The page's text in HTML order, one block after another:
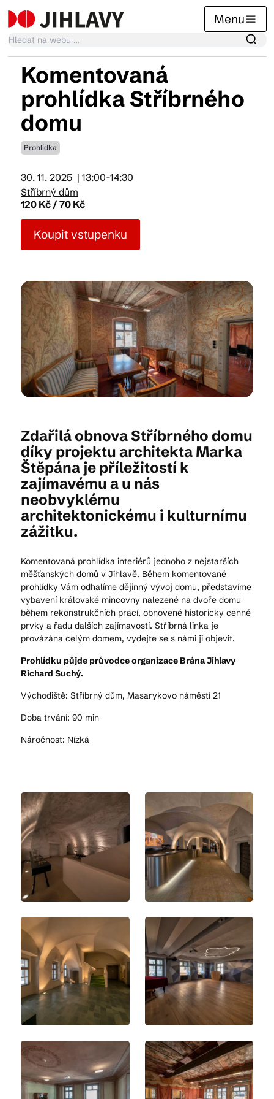
Menu
Kalendář akcí
Tradiční akce
Články
Suvenýry
Kam vyrazit
CS EN DE
© 2026 Brána Jihlavy
Komentovaná
prohlídka Stříbrného
domu
Prohlídka
30. 11. 2025 | 13:00-14:30
Stříbrný dům
120 Kč / 70 Kč
Koupit vstupenku
Zdařilá obnova Stříbrného domu
díky projektu architekta Marka
Štěpána je příležitostí k
zajímavému a u nás
neobvyklému
architektonickému i kulturnímu
zážitku.
Komentovaná prohlídka interiérů jednoho z nejstarších
měšťanských domů v Jihlavě. Během komentované
prohlídky Vám odhalíme dějinný vývoj domu, představíme
vybavení královské mincovny nalezené na dvoře domu
během rekonstrukčních prací, obnovené historicky cenné
prvky a řadu dalších zajímavostí. Stříbrná linka je
provázána celým domem, vydejte se s námi ji objevit.
Prohlídku půjde průvodce organizace Brána Jihlavy
Richard Suchý.
Východiště: Stříbrný dům, Masarykovo náměstí 21
Doba trvání: 90 min
Náročnost: Nízká